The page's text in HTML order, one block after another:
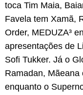
toca Tim Maia,
Favela tem Xamã,
Order, MEDUZA³
apresentações de
Sofi Tukker. Já o
Ramadan,
enquanto o